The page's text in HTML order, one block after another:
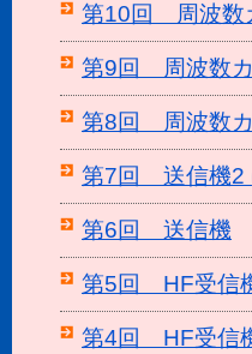
第10回 周波数
第9回 周波数
第8回 周波数
第7回 送信機2
第6回 送信機
第5回 HF受信
第4回 HF受信